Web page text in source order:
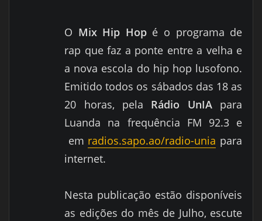
O Mix Hip Hopé o programa de
rap que faz a ponte entre a velha e
a nova escola do hip hop lusofono.
Emitido todos os sábados das 18 as
20 horas, pela Rádio UnIApara
Luanda na frequência FM 92.3 e
em radios.sapo.ao/radio-unia para
internet.
Nesta publicação estão disponíveis
as edições do mês de Julho, escute